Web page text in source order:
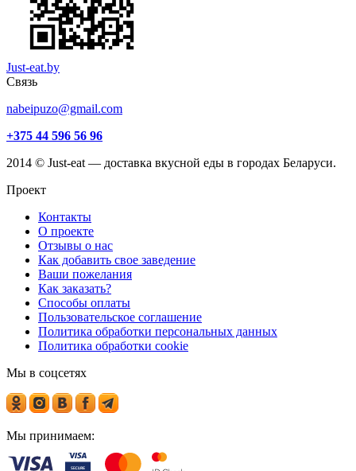
Just-eat.by
Связь
nabeipuzo@gmail.com
+375 44 596 56 96
2014 © Just-eat — доставка вкусной еды в городах Беларуси.
Проект
Контакты
О проекте
Отзывы о нас
Как добавить свое заведение
Ваши пожелания
Как заказать?
Способы оплаты
Пользовательское соглашение
Политика обработки персональных данных
Политика обработки cookie
Мы в соцсетях
Мы принимаем: